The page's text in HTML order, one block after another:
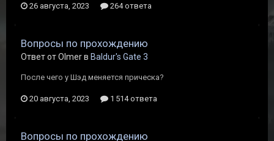
26 августа, 2023 264 ответа
Вопросы по прохождению
Ответ от Olmer в Baldur's Gate 3
После чего у Шэд меняется прическа?
20 августа, 2023 1 514 ответа
Вопросы по прохождению